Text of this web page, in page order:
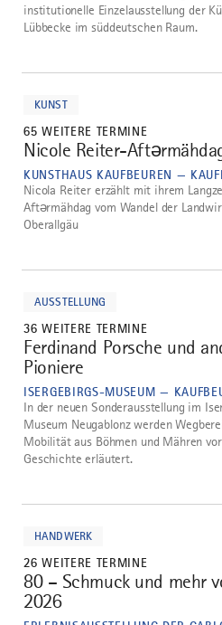
institutionelle Einzelausstellung der
Lübbecke im süddeutschen Raum.
KUNST
65 WEITERE TERMINE
3
Nicole Reiter-
KUNSTHAUS KAUFBEUREN —
Nicola Reiter erzählt mit ihrem
Aftərmähdag vom Wandel der
Oberallgäu
AUSSTELLUNG
36 WEITERE TERMINE
4
Ferdinand Porsche und
Pioniere
ISERGEBIRGS-MUSEUM —
In der neuen Sonderausstellung im
Museum Neugablonz werden
Mobilität aus Böhmen und Mähren
Geschichte erläutert.
HANDWERK
26 WEITERE TERMINE
5
80 – Schmuck und mehr
2026